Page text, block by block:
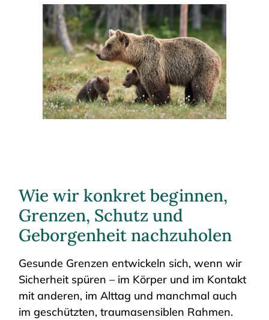
Wie wir konkret beginnen,
Grenzen, Schutz und
Geborgenheit nachzuholen
Gesunde Grenzen entwickeln sich, wenn wir
Sicherheit spüren – im Körper und im Kontakt
mit anderen, im Alttag und manchmal auch
im geschützten, traumasensiblen Rahmen.